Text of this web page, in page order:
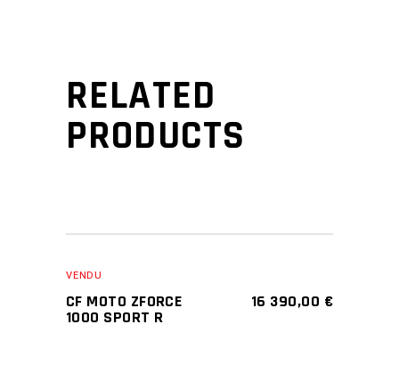
RELATED
PRODUCTS
VENDU
CF MOTO ZFORCE
1000 SPORT R
16 390,00 €